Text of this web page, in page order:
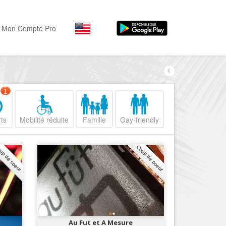
Hôtels, ...
Visiter
Sortir
Restaurants, ...
Commerces
Mode, ...
Loisirs
Plages, sports, ...
Par quartiers
Nice Promenade du
Nice le Port
Nice le Vieux Nice
Nice le Coeur de Ville
Nice les Collines Niçoises
Nice le petit Marais Niçois
Nice la plaine du Var
Mon Compte Pro
1
Mobilité réduite Famille Gay-friendly
coeur Coup de coeur
Au Fut et A Mesure